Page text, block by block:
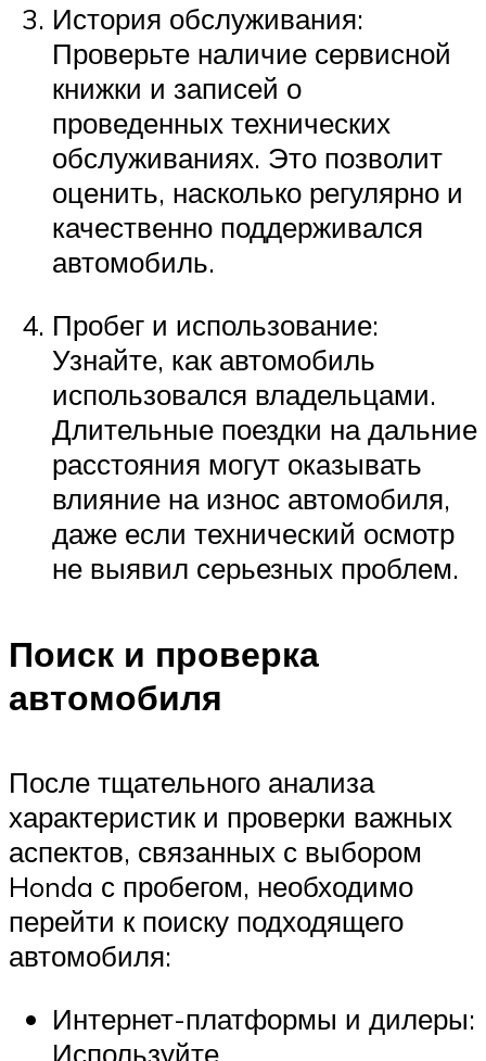
История обслуживания:
Проверьте наличие сервисной
книжки и записей о
проведенных технических
обслуживаниях. Это позволит
оценить, насколько регулярно и
качественно поддерживался
автомобиль.
Пробег и использование:
Узнайте, как автомобиль
использовался владельцами.
Длительные поездки на дальние
расстояния могут оказывать
влияние на износ автомобиля,
даже если технический осмотр
не выявил серьезных проблем.
Поиск и проверка
автомобиля
После тщательного анализа
характеристик и проверки важных
аспектов, связанных с выбором
Honda с пробегом, необходимо
перейти к поиску подходящего
автомобиля:
Интернет-платформы и дилеры:
Используйте